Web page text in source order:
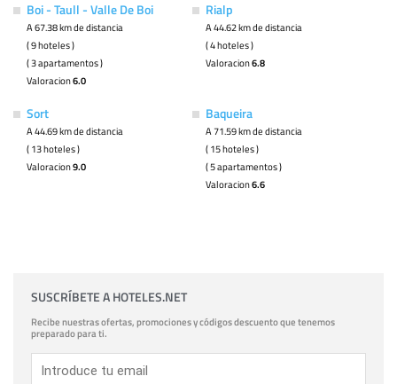
Boi - Taull - Valle De Boi
A 67.38 km de distancia
( 9 hoteles )
( 3 apartamentos )
Valoracion6.0
Rialp
A 44.62 km de distancia
( 4 hoteles )
Valoracion6.8
Sort
A 44.69 km de distancia
( 13 hoteles )
Valoracion9.0
Baqueira
A 71.59 km de distancia
( 15 hoteles )
( 5 apartamentos )
Valoracion6.6
SUSCRÍBETE A HOTELES.NET
Recibe nuestras ofertas, promociones y códigos descuento que tenemos
preparado para ti.